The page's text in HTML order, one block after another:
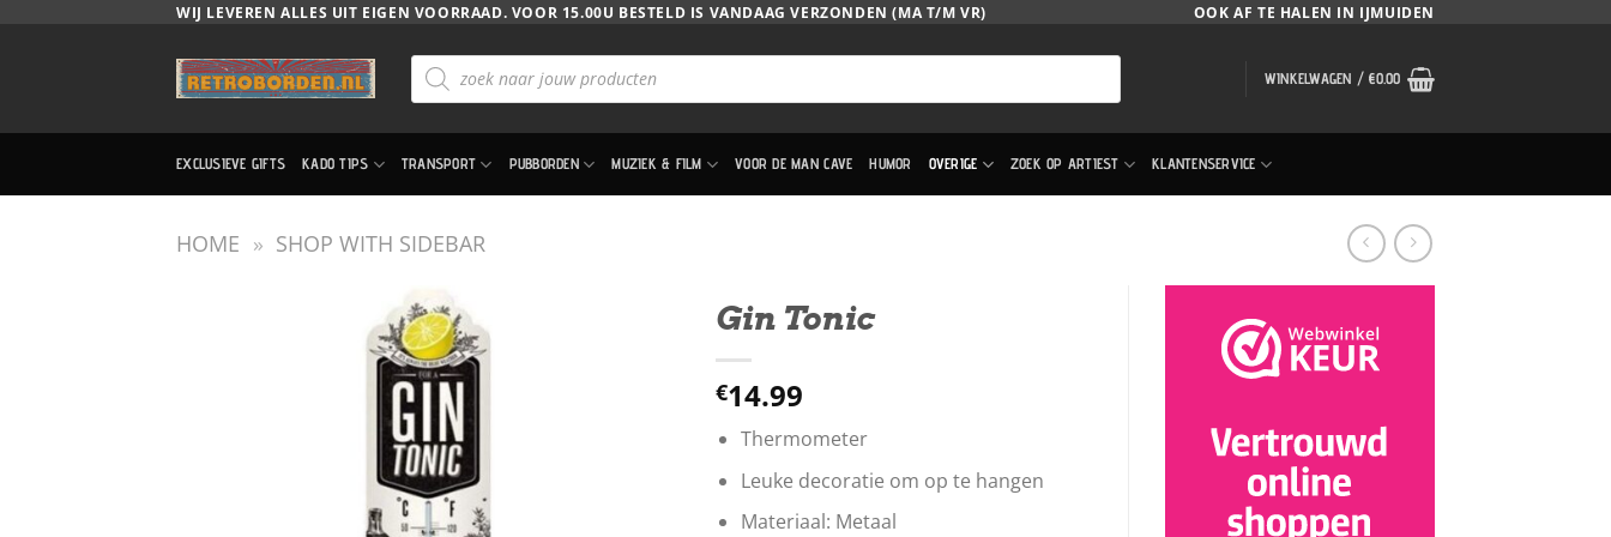
WIJ LEVEREN ALLES UIT EIGEN VOORRAAD. VOOR 15.00U BESTELD IS VANDAAG VERZONDEN (MA T/M VR) OOK AF TE HALEN IN IJMUIDEN
Producten
zoeken WINKELWAGEN /€0.00
EXCLUSIEVE GIFTS KADO TIPS TRANSPORT PUBBORDEN MUZIEK & FILM VOOR DE MAN CAVE HUMOR OVERIGE ZOEK OP ARTIEST KLANTENSERVICE
HOME » SHOP WITH SIDEBAR
Gin Tonic
€14.99
Thermometer
Leuke decoratie om op te hangen
Materiaal: Metaal